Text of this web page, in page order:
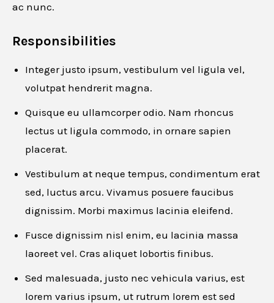
Apply for this job
First name*
ac nunc.
Responsibilities
Integer justo ipsum, vestibulum vel ligula vel,
volutpat hendrerit magna.
Quisque eu ullamcorper odio. Nam rhoncus
lectus ut ligula commodo, in ornare sapien
placerat.
Vestibulum at neque tempus, condimentum erat
sed, luctus arcu. Vivamus posuere faucibus
dignissim. Morbi maximus lacinia eleifend.
Fusce dignissim nisl enim, eu lacinia massa
laoreet vel. Cras aliquet lobortis finibus.
Sed malesuada, justo nec vehicula varius, est
lorem varius ipsum, ut rutrum lorem est sed